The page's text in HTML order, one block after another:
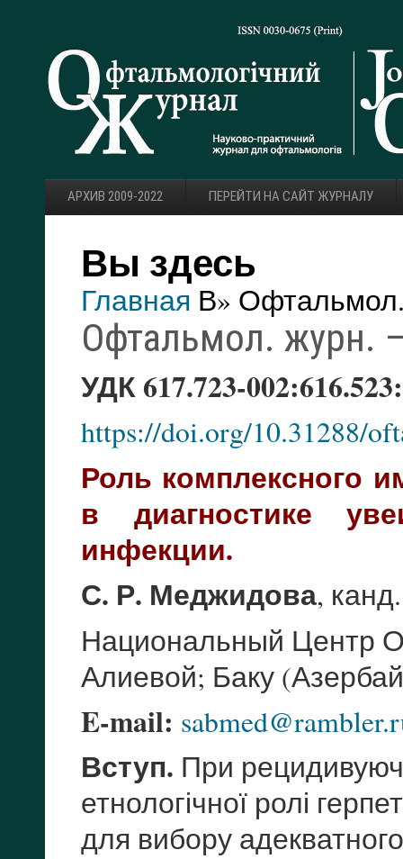
АРХИВ 2009-2022 ПЕРЕЙТИ НА САЙТ ЖУРНАЛУ
Вы здесь
Главная В»
Офтальмол. журн.
УДК 617.723-
https://doi.org/10.31288/
Роль комплексного
в диагностике
инфекции.
С. Р. Меджидова,
Национальный Центр
Алиевой; Баку
E-mail:
Вступ. При
етнологічної ролі
для вибору